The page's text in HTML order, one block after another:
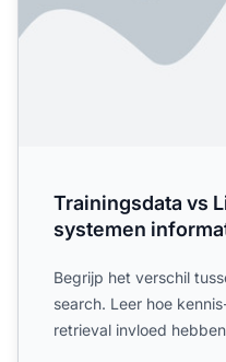
Trainingsdata vs
systemen
Begrijp het verschil
search. Leer hoe
retrieval invloed